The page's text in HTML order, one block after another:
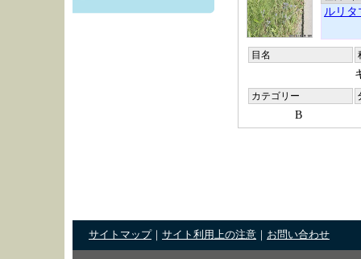
ルリ
目名
カテゴリー
B
サイトマップ サイト利用上の注意 お問い合わせ